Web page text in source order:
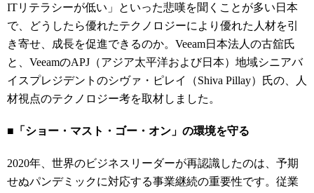
ITリテラシーが低い」といった悲嘆を聞くことが多い日本
で、どうしたら優れたテクノロジーにより優れた人材を引
き寄せ、成長を促進できるのか。Veeam日本法人の古舘氏
と、VeeamのAPJ（アジア太平洋および日本） 地域シニアバ
イスプレジデントのシヴァ・ピレイ（Shiva Pillay）氏の、人
材視点のテクノロジー考を取材しました。
■「ショー・マスト・ゴー・オン」の環境を守る
2020年、世界のビジネスリーダーが再認識したのは、予期
せぬパンデミックに対応する事業継続の重要性です。 従業